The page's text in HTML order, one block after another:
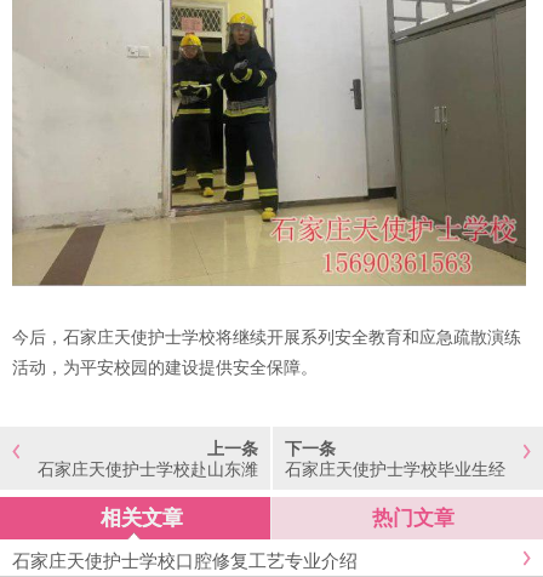
今后，石家庄天使护士学校将继续开展系列安全教育和应急疏散演练
活动，为平安校园的建设提供安全保障。
上一条
石家庄天使护士学校赴山东潍
下一条
石家庄天使护士学校毕业生经
相关文章 热门文章
石家庄天使护士学校口腔修复工艺专业介绍